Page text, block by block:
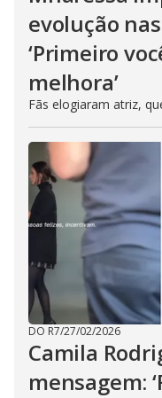
evolução
‘Primeiro
melhora’
Fãs elogiaram atriz,
DO R7/27/02/2026
Camila
mensagem: